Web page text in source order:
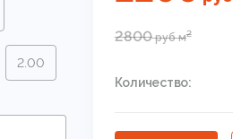
2.00
2800рубм2
Количество: